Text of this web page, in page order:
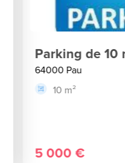
Parking de 10
64000 Pau
10 m²
5 000 €